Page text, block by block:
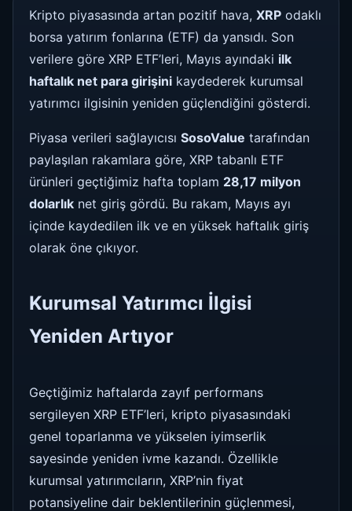
Kripto piyasasında artan pozitif hava, XRP odaklı
borsa yatırım fonlarına (ETF) da yansıdı. Son
verilere göre XRP ETF’leri, Mayıs ayındaki ilk
haftalık net para girişini kaydederek kurumsal
yatırımcı ilgisinin yeniden güçlendiğini gösterdi.
Piyasa verileri sağlayıcısı SosoValue tarafından
paylaşılan rakamlara göre, XRP tabanlı ETF
ürünleri geçtiğimiz hafta toplam 28,17 milyon
dolarlık net giriş gördü. Bu rakam, Mayıs ayı
içinde kaydedilen ilk ve en yüksek haftalık giriş
olarak öne çıkıyor.
Kurumsal Yatırımcı İlgisi
Yeniden Artıyor
Geçtiğimiz haftalarda zayıf performans
sergileyen XRP ETF’leri, kripto piyasasındaki
genel toparlanma ve yükselen iyimserlik
sayesinde yeniden ivme kazandı. Özellikle
kurumsal yatırımcıların, XRP’nin fiyat
potansiyeline dair beklentilerinin güçlenmesi,